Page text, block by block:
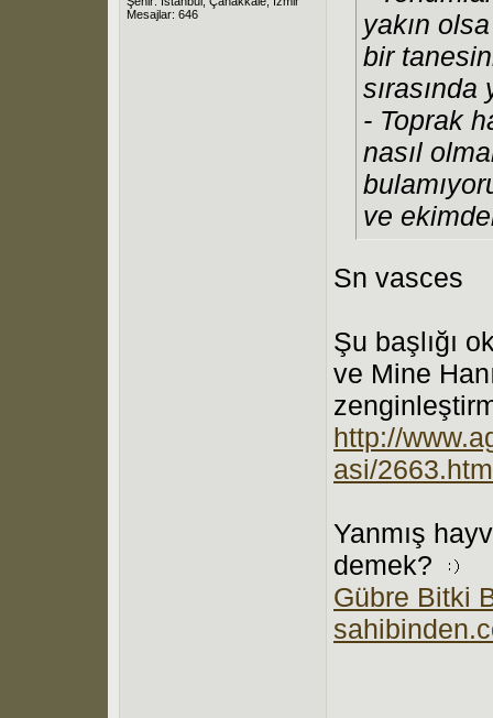
Mesajlar: 646
yakın
bir
sırasında
- Toprak
nasıl
ve
Sn vasces
Şu başlığı
ve Mine
http://
asi/2663.htm
Yanmış
demek?
Gübre Bitki